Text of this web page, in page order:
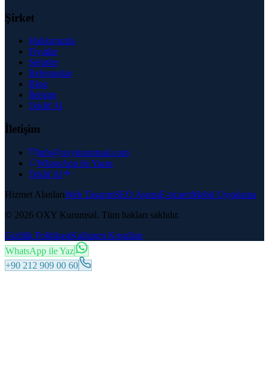
Şirket
Hakkımızda
Fiyatlar
Şehirler
Referanslar
Blog
İletişim
Teklif Al
İletişim
info@oxykurumsal.com
WhatsApp ile Yazın
Teklif Al
Hizmet AlanlarıWeb TasarımSEO AjansıE-ticaretMobil Uygulama
© 2026 OXY Kurumsal. Tüm hakları saklıdır.
Gizlilik PolitikasıKullanım Koşulları
WhatsApp ile Yaz
+90 212 909 00 60